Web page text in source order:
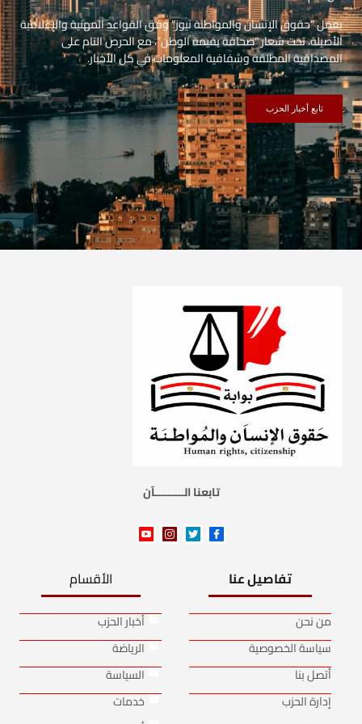
يعمل “حقوق الإنسان والمواطنة نيوز” وفق القواعد المهنية والإعلامية
الأصيلة، تحت شعار “صحافة بقيمة الوطن”، مع الحرص التام على
المصداقية المطلقة وشفافية المعلومات في كل الأخبار.
تابع أخبار الحزب
تابعنا الـــــــــآن
تفاصيل عنا
من نحن
سياسة الخصوصية
أتصل بنا
إدارة الحزب
الأقسام
أخبار الحزب
الرياضة
السياسة
خدمات